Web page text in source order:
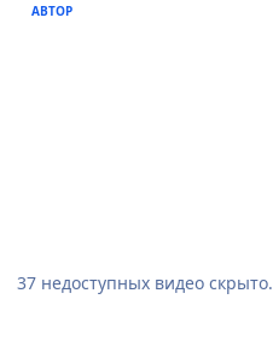
АВТОР
37 недоступных видео скрыто.